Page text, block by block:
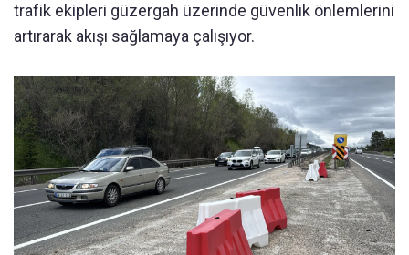
trafik ekipleri güzergah üzerinde güvenlik önlemlerini
artırarak akışı sağlamaya çalışıyor.